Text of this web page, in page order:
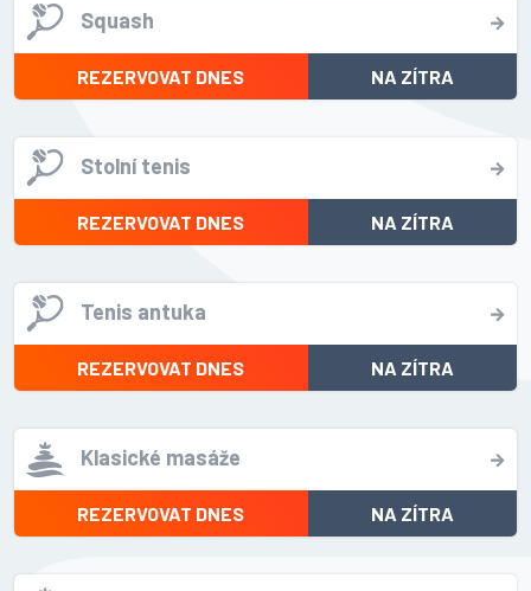
Squash
REZERVOVAT DNES NA ZÍTRA
Stolní tenis
REZERVOVAT DNES NA ZÍTRA
Tenis antuka
REZERVOVAT DNES NA ZÍTRA
Klasické masáže
REZERVOVAT DNES NA ZÍTRA